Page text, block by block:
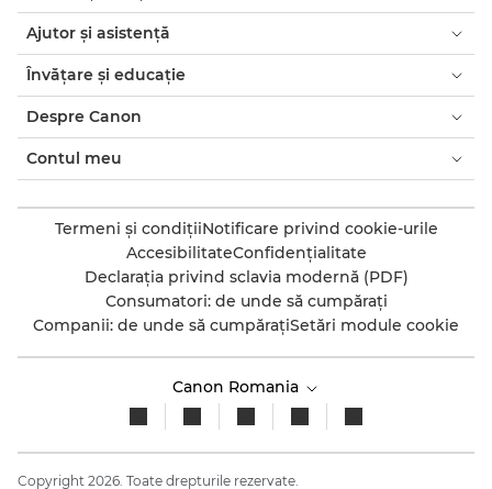
Ajutor şi asistenţă
Învăţare şi educaţie
Despre Canon
Contul meu
Termeni şi condiţiiNotificare privind cookie-urile
AccesibilitateConfidenţialitate
Declaraţia privind sclavia modernă (PDF)
Consumatori: de unde să cumpăraţi
Companii: de unde să cumpăraţiSetări module cookie
Canon Romania
Copyright 2026. Toate drepturile rezervate.